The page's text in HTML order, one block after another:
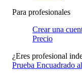
Para profesionales
Crear una
Precio
¿Eres profesional
Prueba Encuadrado